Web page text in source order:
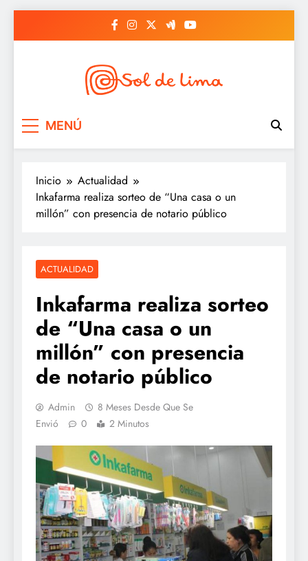
MENÚ
Inicio
Actualidad
Inkafarma realiza sorteo de “Una casa o un
millón” con presencia de notario público
ACTUALIDAD
Inkafarma realiza sorteo
de “Una casa o un
millón” con presencia
de notario público
Admin
8 Meses Desde Que Se
Envió
0 2 Minutos